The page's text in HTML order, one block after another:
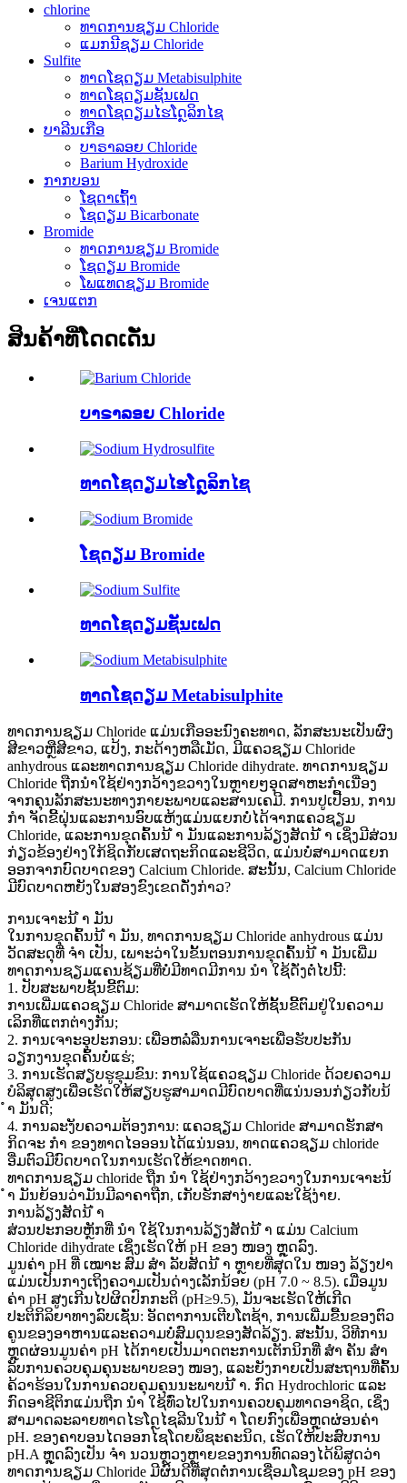
chlorine
ທາດການຊຽມ Chloride
ແມກນີຊຽມ Chloride
Sulfite
ທາດໂຊດຽມ Metabisulphite
ທາດໂຊດຽມຊັນເຟດ
ທາດໂຊດຽມໄຮໂດຼລິກໄຊ
ບາລີນເກືອ
ບາຣາລອຍ Chloride
Barium Hydroxide
ກາກບອນ
ໂຊດາເຖົ້າ
ໂຊດຽມ Bicarbonate
Bromide
ທາດການຊຽມ Bromide
ໂຊດຽມ Bromide
ໂພແທດຊຽມ Bromide
ເຈນແຕກ
ສິນຄ້າທີ່ໂດດເດັ່ນ
ບາຣາລອຍ Chloride
ທາດໂຊດຽມໄຮໂດຼລິກໄຊ
ໂຊດຽມ Bromide
ທາດໂຊດຽມຊັນເຟດ
ທາດໂຊດຽມ Metabisulphite
ທາດການຊຽມ Chloride ແມ່ນເກືອອະນົງຄະທາດ, ລັກສະນະເປັນຜົງ
ສີຂາວຫຼືສີຂາວ, ແປ້ງ, ກະດ້າງຫລືເມັດ, ມີແຄວຊຽມ Chloride
anhydrous ແລະທາດການຊຽມ Chloride dihydrate. ທາດການຊຽມ
Chloride ຖືກນໍາໃຊ້ຢ່າງກວ້າງຂວາງໃນຫຼາຍໆອຸດສາຫະກໍາເນື່ອງ
ຈາກຄຸນລັກສະນະທາງກາຍະພາບແລະສານເຄມີ. ການປູເປື້ອນ, ການ
ກຳ ຈັດຂີ້ຝຸ່ນແລະການອົບແຫ້ງແມ່ນແຍກບໍ່ໄດ້ຈາກແຄວຊຽມ
Chloride, ແລະການຂຸດຄົ້ນນ້ ຳ ມັນແລະການລ້ຽງສັດນ້ ຳ ເຊິ່ງມີສ່ວນ
ກ່ຽວຂ້ອງຢ່າງໃກ້ຊິດກັບເສດຖະກິດແລະຊີວິດ, ແມ່ນບໍ່ສາມາດແຍກ
ອອກຈາກບົດບາດຂອງ Calcium Chloride. ສະນັ້ນ, Calcium Chloride
ມີບົດບາດຫຍັງໃນສອງຂົງເຂດດັ່ງກ່າວ?
ການເຈາະນ້ ຳ ມັນ
ໃນການຂຸດຄົ້ນນ້ ຳ ມັນ, ທາດການຊຽມ Chloride anhydrous ແມ່ນ
ວັດສະດຸທີ່ ຈຳ ເປັນ, ເພາະວ່າໃນຂັ້ນຕອນການຂຸດຄົ້ນນ້ ຳ ມັນເພີ່ມ
ທາດການຊຽມແຄນຊ້ຽມທີ່ບໍ່ມີທາດມີການ ນຳ ໃຊ້ດັ່ງຕໍ່ໄປນີ້:
1. ປັບສະພາບຊັ້ນຂີ້ຕົມ:
ການເພີ່ມແຄວຊຽມ Chloride ສາມາດເຮັດໃຫ້ຊັ້ນຂີ້ຕົມຢູ່ໃນຄວາມ
ເລິກທີ່ແຕກຕ່າງກັນ;
2. ການເຈາະອຸປະກອນ: ເພື່ອຫລໍ່ລື່ນການເຈາະເພື່ອຮັບປະກັນ
ວຽກງານຂຸດຄົ້ນບໍ່ແຮ່;
3. ການເຮັດສຽບຮູຂຸມຂົນ: ການໃຊ້ແຄວຊຽມ Chloride ດ້ວຍຄວາມ
ບໍລິສຸດສູງເພື່ອເຮັດໃຫ້ສຽບຮູສາມາດມີບົດບາດທີ່ແນ່ນອນກ່ຽວກັບນ້
ຳ ມັນດີ;
4. ການລະງັບຄວາມຕ້ອງການ: ແຄວຊຽມ Chloride ສາມາດຮັກສາ
ກິດຈະ ກຳ ຂອງທາດໄອອອນໄດ້ແນ່ນອນ, ທາດແຄວຊຽມ chloride
ອີ່ມຕົວມີບົດບາດໃນການເຮັດໃຫ້ຂາດທາດ.
ທາດການຊຽມ chloride ຖືກ ນຳ ໃຊ້ຢ່າງກວ້າງຂວາງໃນການເຈາະນ້
ຳ ມັນຍ້ອນວ່າມັນມີລາຄາຖືກ, ເກັບຮັກສາງ່າຍແລະໃຊ້ງ່າຍ.
ການລ້ຽງສັດນ້ ຳ
ສ່ວນປະກອບຫຼັກທີ່ ນຳ ໃຊ້ໃນການລ້ຽງສັດນ້ ຳ ແມ່ນ Calcium
Chloride dihydrate ເຊິ່ງເຮັດໃຫ້ pH ຂອງ ໜອງ ຫຼຸດລົງ.
ມູນຄ່າ pH ທີ່ ເໝາະ ສົມ ສຳ ລັບສັດນ້ ຳ ຫຼາຍທີ່ສຸດໃນ ໜອງ ລ້ຽງປາ
ແມ່ນເປັນກາງເຖິງຄວາມເປັນດ່າງເລັກນ້ອຍ (pH 7.0 ~ 8.5). ເມື່ອມູນ
ຄ່າ pH ສູງເກີນໄປຜິດປົກກະຕິ (pH≥9.5), ມັນຈະເຮັດໃຫ້ເກີດ
ປະຕິກິລິຍາທາງລົບເຊັ່ນ: ອັດຕາການເຕີບໂຕຊ້າ, ການເພີ່ມຂື້ນຂອງຕົວ
ຄູນຂອງອາຫານແລະຄວາມບໍ່ສົມດຸນຂອງສັດລ້ຽງ. ສະນັ້ນ, ວິທີການ
ຫຼຸດຜ່ອນມູນຄ່າ pH ໄດ້ກາຍເປັນມາດຕະການເຕັກນິກທີ່ ສຳ ຄັນ ສຳ
ລັບການຄວບຄຸມຄຸນະພາບຂອງ ໜອງ, ແລະຍັງກາຍເປັນສະຖານທີ່ຄົ້ນ
ຄ້ວາຮ້ອນໃນການຄວບຄຸມຄຸນນະພາບນ້ ຳ. ກົດ Hydrochloric ແລະ
ກົດອາຊີຕິກແມ່ນຖືກ ນຳ ໃຊ້ທົ່ວໄປໃນການຄວບຄຸມທາດອາຊິດ, ເຊິ່ງ
ສາມາດລະລາຍທາດໄຮໂດຼໄຊລີນໃນນ້ ຳ ໂດຍກົງເພື່ອຫຼຸດຜ່ອນຄ່າ
pH. ຂອງຄາບອນໄດອອກໄຊໂດຍພຶຊະຄະນິດ, ເຮັດໃຫ້ປະສົບການ
pH.A ຫຼຸດລົງເປັນ ຈຳ ນວນຫຼວງຫຼາຍຂອງການທົດລອງໄດ້ພິສູດວ່າ
ທາດການຊຽມ Chloride ມີຜົນດີທີ່ສຸດຕໍ່ການເຊື່ອມໂຊມຂອງ pH ຂອງ